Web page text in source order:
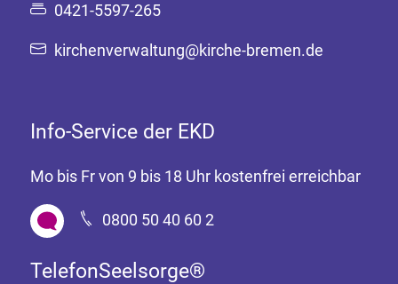
0421-5597-265
kirchenverwaltung@kirche-bremen.de
Info-Service der EKD
Mo bis Fr von 9 bis 18 Uhr kostenfrei erreichbar
0800 50 40 60 2
TelefonSeelsorge®